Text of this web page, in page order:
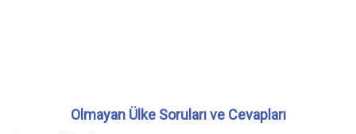
Olmayan Ülke Soruları ve Cevapları